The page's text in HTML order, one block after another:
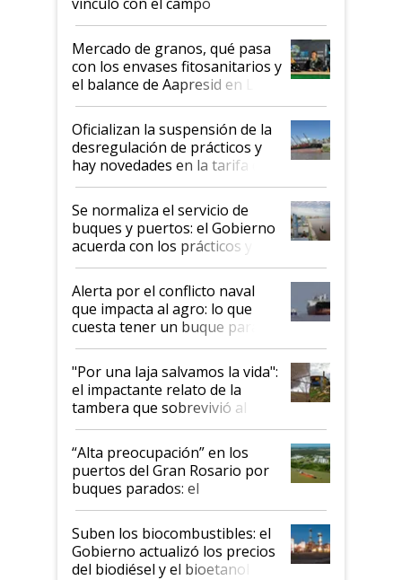
Mercado de granos, qué pasa
con los envases fitosanitarios y
el balance de Aapresid en La
Posta
Oficializan la suspensión de la
desregulación de prácticos y
hay novedades en la tarifa de
la hidrovía
Se normaliza el servicio de
buques y puertos: el Gobierno
acuerda con los prácticos y
suspende el decreto de
desregulación
Alerta por el conflicto naval
que impacta al agro: lo que
cuesta tener un buque parado
y el peligro de que Argentina
pase a ser "país sucio"
"Por una laja salvamos la vida":
el impactante relato de la
tambera que sobrevivió al
tornado
“Alta preocupación” en los
puertos del Gran Rosario por
buques parados: el
funcionamiento de las
exportadoras en tensión tras
la medida de fuerza de los
prácticos
Suben los biocombustibles: el
Gobierno actualizó los precios
del biodiésel y el bioetanol